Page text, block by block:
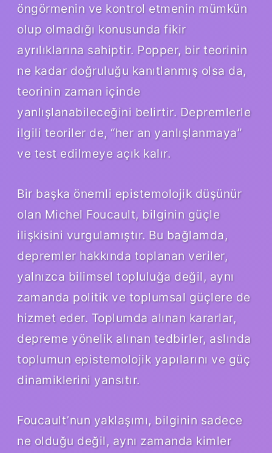
öngörmenin ve kontrol etmenin mümkün
olup olmadığı konusunda fikir
ayrılıklarına sahiptir. Popper, bir teorinin
ne kadar doğruluğu kanıtlanmış olsa da,
teorinin zaman içinde
yanlışlanabileceğini belirtir. Depremlerle
ilgili teoriler de, “her an yanlışlanmaya”
ve test edilmeye açık kalır.
Bir başka önemli epistemolojik düşünür
olan Michel Foucault, bilginin güçle
ilişkisini vurgulamıştır. Bu bağlamda,
depremler hakkında toplanan veriler,
yalnızca bilimsel topluluğa değil, aynı
zamanda politik ve toplumsal güçlere de
hizmet eder. Toplumda alınan kararlar,
depreme yönelik alınan tedbirler, aslında
toplumun epistemolojik yapılarını ve güç
dinamiklerini yansıtır.
Foucault’nun yaklaşımı, bilginin sadece
ne olduğu değil, aynı zamanda kimler